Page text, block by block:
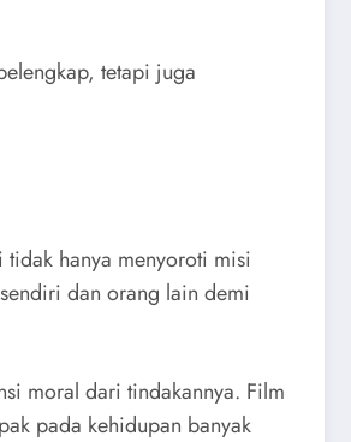
tetapi juga
hanya menyoroti misi
dan orang lain demi
moral dari tindakannya. Film
pada kehidupan banyak